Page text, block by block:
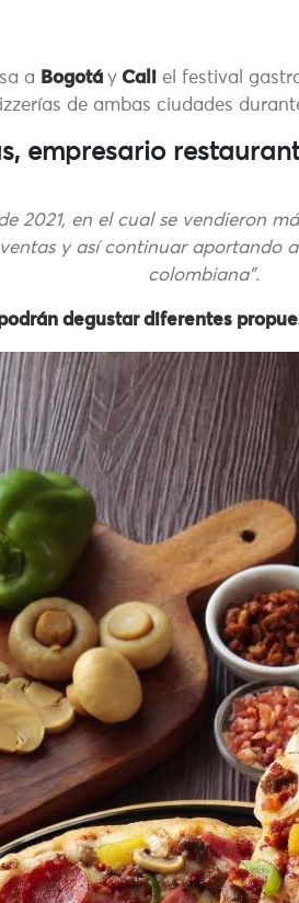
a Bogotá y Cali el festival
de ambas ciudades
empresario
2021, en el cual se vendieron
y así continuar aportando
colombiana”.
degustar diferentes